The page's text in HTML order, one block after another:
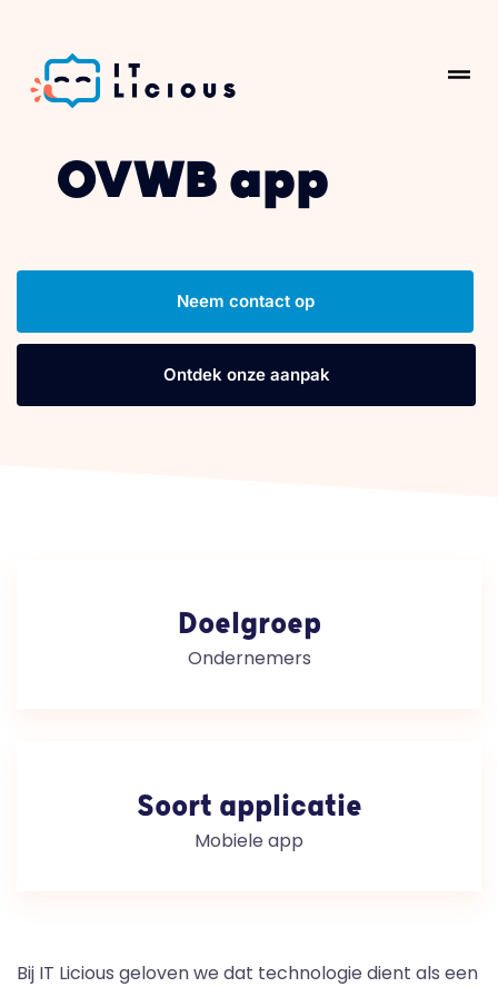
OVWB app
Neem contact op
Ontdek onze aanpak
Doelgroep
Ondernemers
Soort applicatie
Mobiele app
Bij IT Licious geloven we dat technologie dient als een